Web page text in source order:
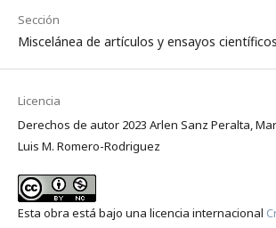
Sección
Miscelánea de artículos y ensayos científicos
Licencia
Derechos de autor 2023 Arlen Sanz Peralta,
Luis M. Romero-Rodriguez
Esta obra está bajo una licencia internacional